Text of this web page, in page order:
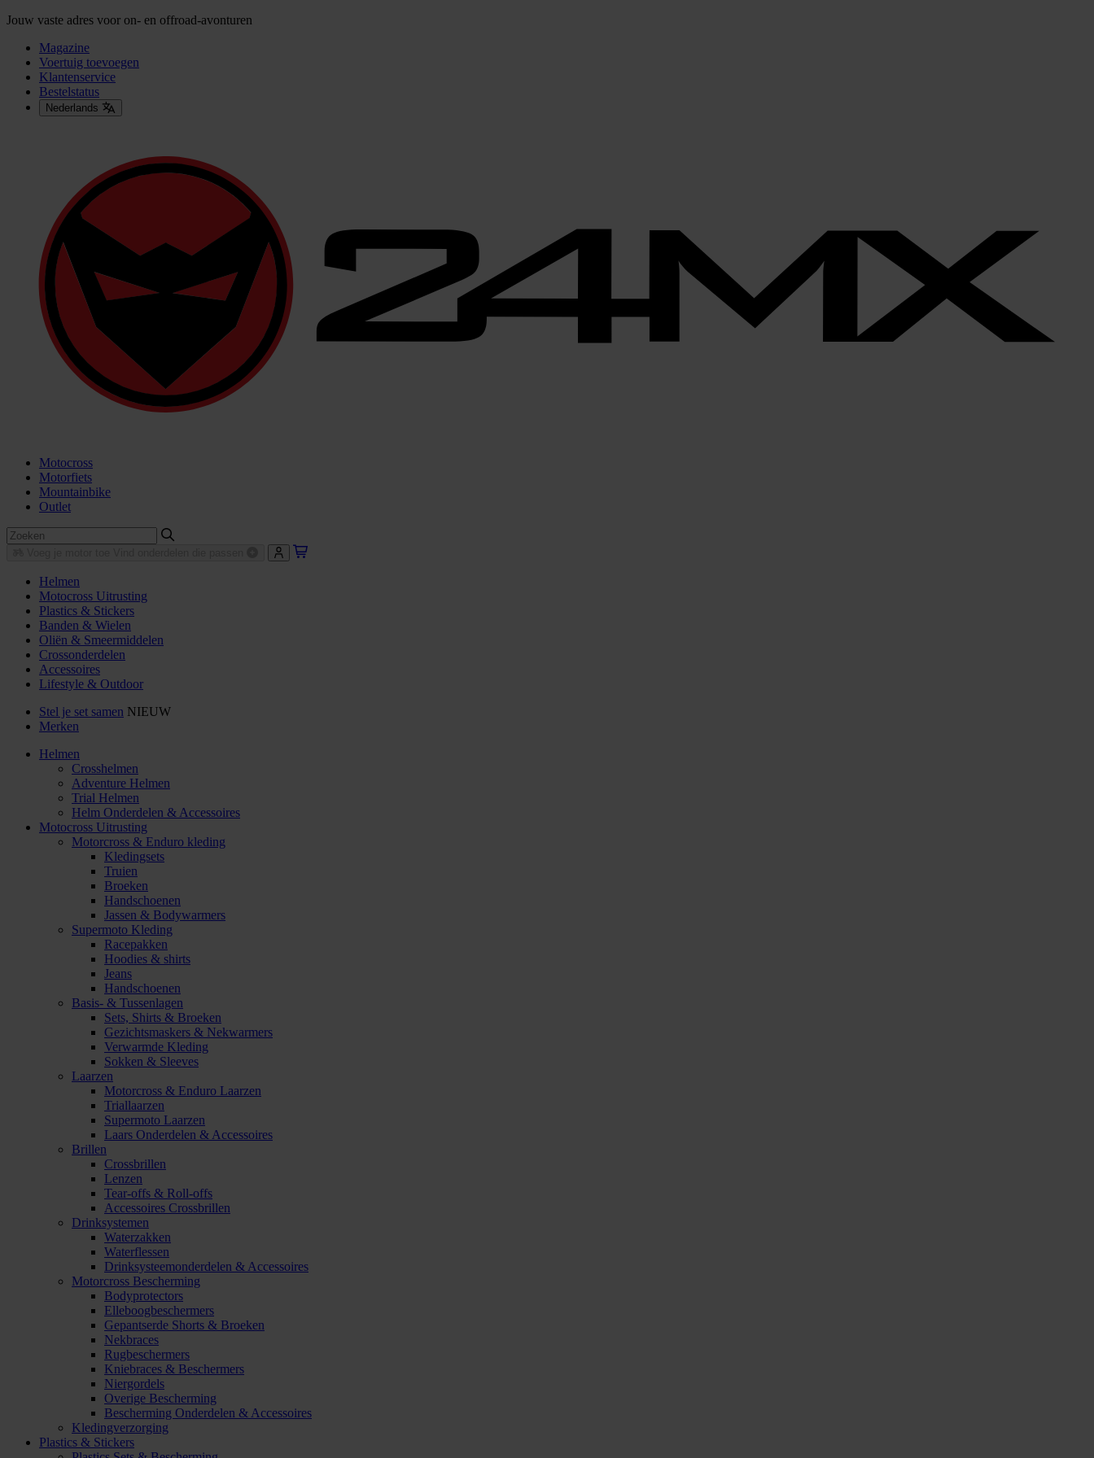
Jouw vaste adres voor on- en offroad-avonturen
Magazine
Voertuig toevoegen
Klantenservice
Bestelstatus
Nederlands
Motocross
Motorfiets
Mountainbike
Outlet
Helmen
Motocross Uitrusting
Plastics & Stickers
Banden & Wielen
Oliën & Smeermiddelen
Crossonderdelen
Accessoires
Lifestyle & Outdoor
Stel je set samen NIEUW
Merken
Helmen
Crosshelmen
Adventure Helmen
Trial Helmen
Helm Onderdelen & Accessoires
Motocross Uitrusting
Motorcross & Enduro kleding
Kledingsets
Truien
Broeken
Handschoenen
Jassen & Bodywarmers
Supermoto Kleding
Racepakken
Hoodies & shirts
Jeans
Handschoenen
Basis- & Tussenlagen
Sets, Shirts & Broeken
Gezichtsmaskers & Nekwarmers
Verwarmde Kleding
Sokken & Sleeves
Laarzen
Motorcross & Enduro Laarzen
Triallaarzen
Supermoto Laarzen
Laars Onderdelen & Accessoires
Brillen
Crossbrillen
Lenzen
Tear-offs & Roll-offs
Accessoires Crossbrillen
Drinksystemen
Waterzakken
Waterflessen
Drinksysteemonderdelen & Accessoires
Motorcross Bescherming
Bodyprotectors
Elleboogbeschermers
Gepantserde Shorts & Broeken
Nekbraces
Rugbeschermers
Kniebraces & Beschermers
Niergordels
Overige Bescherming
Bescherming Onderdelen & Accessoires
Kledingverzorging
Plastics & Stickers